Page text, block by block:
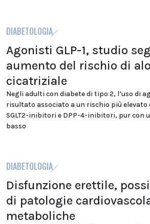
DIABETOLOGIA
Agonisti GLP-1, studio
aumento del rischio di
cicatriziale
Negli adulti con diabete di tipo 2, l’uso di
risultato associato a un rischio più elevato
SGLT2-inibitori e DPP-4-inibitori, pur con
basso
DIABETOLOGIA
Disfunzione erettile,
di patologie
metaboliche